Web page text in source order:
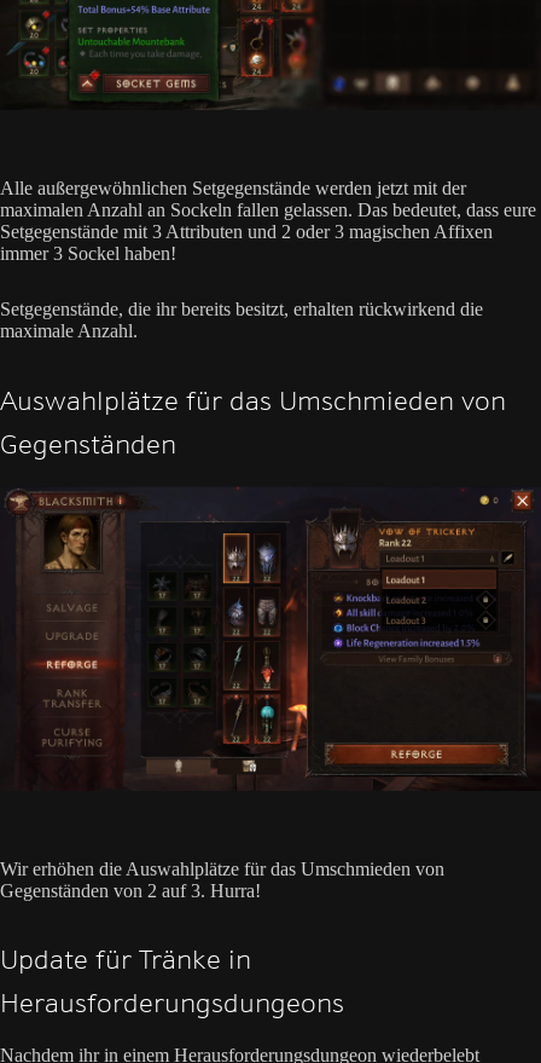
Alle außergewöhnlichen Setgegenstände werden jetzt mit der
maximalen Anzahl an Sockeln fallen gelassen. Das bedeutet, dass eure
Setgegenstände mit 3 Attributen und 2 oder 3 magischen Affixen
immer 3 Sockel haben!
Setgegenstände, die ihr bereits besitzt, erhalten rückwirkend die
maximale Anzahl.
Auswahlplätze für das Umschmieden von
Gegenständen
Wir erhöhen die Auswahlplätze für das Umschmieden von
Gegenständen von 2 auf 3. Hurra!
Update für Tränke in
Herausforderungsdungeons
Nachdem ihr in einem Herausforderungsdungeon wiederbelebt